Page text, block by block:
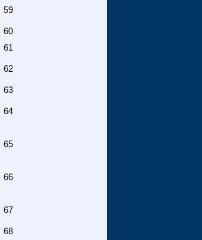
59
60
61
62
63
64
65
66
67
68